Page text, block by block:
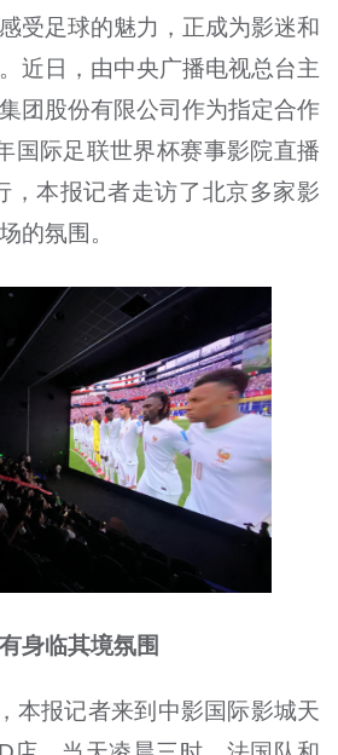
受足球的魅力，正成为影迷和
近日，由中央广播电视总台主
团股份有限公司作为指定合作
国际足联世界杯赛事影院直播
，本报记者走访了北京多家影
的氛围。
身临其境氛围
本报记者来到中影国际影城天